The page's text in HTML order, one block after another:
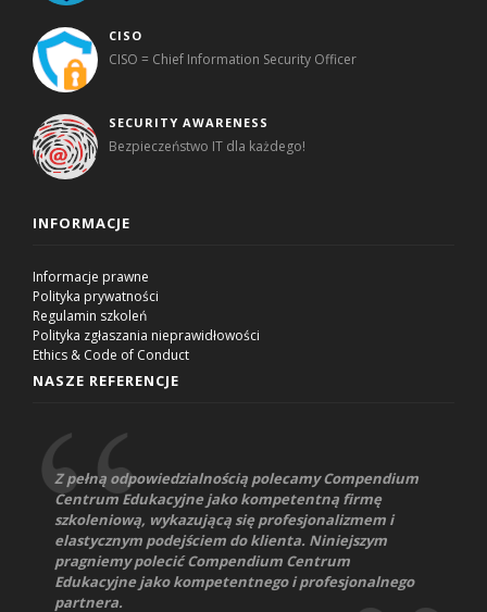
CISO
CISO = Chief Information Security Officer
SECURITY AWARENESS
Bezpieczeństwo IT dla każdego!
INFORMACJE
Informacje prawne
Polityka prywatności
Regulamin szkoleń
Polityka zgłaszania nieprawidłowości
Ethics & Code of Conduct
NASZE REFERENCJE
Z pełną odpowiedzialnością polecamy Compendium
Centrum Edukacyjne jako kompetentną firmę
szkoleniową, wykazującą się profesjonalizmem i
elastycznym podejściem do klienta. Niniejszym
pragniemy polecić Compendium Centrum
Edukacyjne jako kompetentnego i profesjonalnego
partnera.